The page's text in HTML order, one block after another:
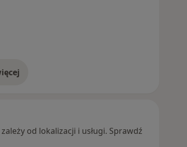
od lokalizacji i usługi. Sprawdź